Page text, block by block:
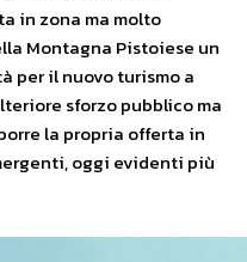
in zona ma molto
Montagna Pistoiese un
per il nuovo turismo a
sforzo pubblico ma
la propria offerta in
oggi evidenti più